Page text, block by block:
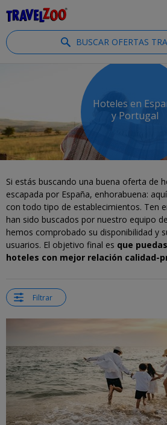
BUSCAR OFERTAS
Hoteles en
y Portugal
Si estás buscando una buena oferta de
escapada por España, enhorabuena:
con todo tipo de establecimientos. Ten
han sido buscados por nuestro equipo
hemos comprobado su disponibilidad y
usuarios. El objetivo final es que
hoteles con mejor relación calidad-
Filtrar
←